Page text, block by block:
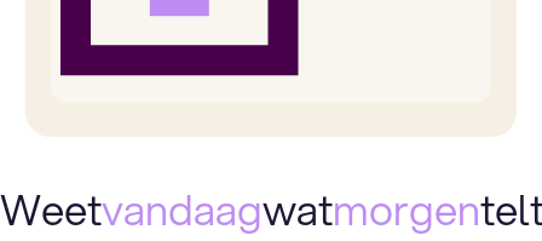
Weetvandaagwatmorgen